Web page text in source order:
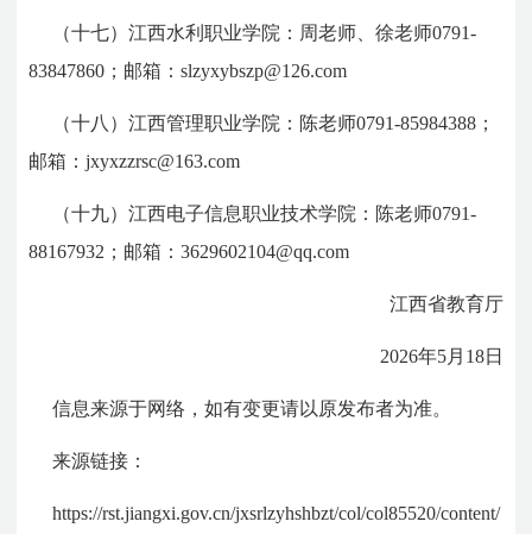
（十七）江西水利职业学院：周老师、徐老师0791-
83847860；邮箱：slzyxybszp@126.com
（十八）江西管理职业学院：陈老师0791-85984388；
邮箱：jxyxzzrsc@163.com
（十九）江西电子信息职业技术学院：陈老师0791-
88167932；邮箱：3629602104@qq.com
江西省教育厅
2026年5月18日
信息来源于网络，如有变更请以原发布者为准。
来源链接：
https://rst.jiangxi.gov.cn/jxsrlzyhshbzt/col/col85520/content/